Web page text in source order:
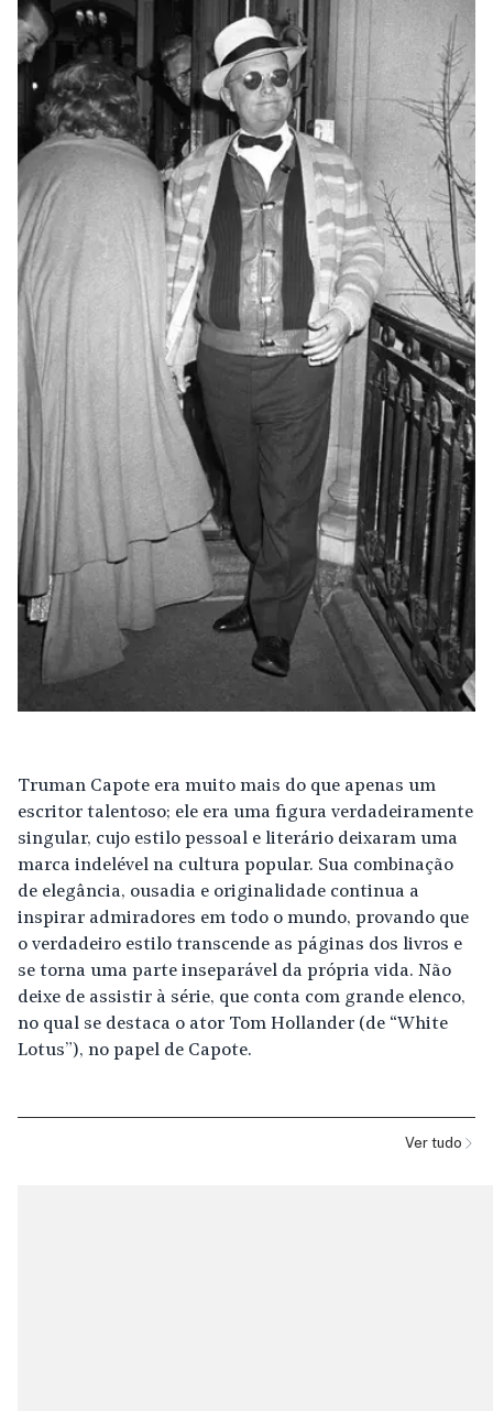
Truman Capote era muito mais do que apenas um
escritor talentoso; ele era uma figura verdadeiramente
singular, cujo estilo pessoal e literário deixaram uma
marca indelével na cultura popular. Sua combinação
de elegância, ousadia e originalidade continua a
inspirar admiradores em todo o mundo, provando que
o verdadeiro estilo transcende as páginas dos livros e
se torna uma parte inseparável da própria vida. Não
deixe de assistir à série, que conta com grande elenco,
no qual se destaca o ator Tom Hollander (de “White
Lotus”), no papel de Capote.
Ver tudo